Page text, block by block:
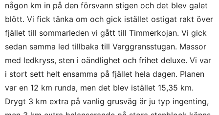
någon km in på den försvann stigen och det blev galet
blött. Vi fick tänka om och gick istället ostigat rakt över
fjället till sommarleden vi gått till Timmerkojan. Vi gick
sedan samma led tillbaka till Varggransstugan. Massor
med ledkryss, sten i oändlighet och frihet deluxe. Vi var
i stort sett helt ensamma på fjället hela dagen. Planen
var en 12 km runda, men det blev istället 15,35 km.
Drygt 3 km extra på vanlig grusväg är ju typ ingenting,